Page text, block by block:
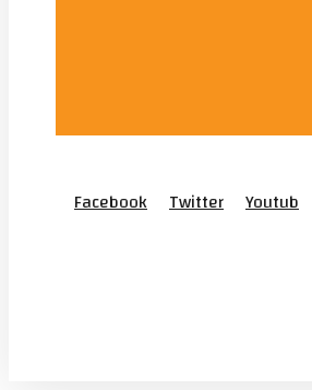
Facebook Twitter Youtub